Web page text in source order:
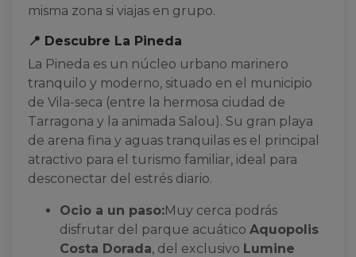
misma zona si viajas en grupo.
📍 Descubre La Pineda
La Pineda es un núcleo urbano marinero
tranquilo y moderno, situado en el municipio
de Vila-seca (entre la hermosa ciudad de
Tarragona y la animada Salou). Su gran playa
de arena fina y aguas tranquilas es el principal
atractivo para el turismo familiar, ideal para
desconectar del estrés diario.
Ocio a un paso:Muy cerca podrás
disfrutar del parque acuático Aquopolis
Costa Dorada, del exclusivo Lumine